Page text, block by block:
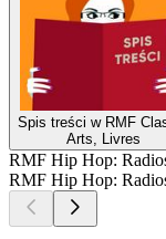
Spis treści w RMF
Arts, Livres
RMF Hip Hop:
RMF Hip Hop: